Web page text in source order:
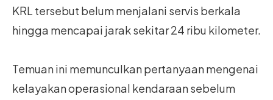
KRL tersebut belum menjalani servis berkala
hingga mencapai jarak sekitar 24 ribu kilometer.
Temuan ini memunculkan pertanyaan mengenai
kelayakan operasional kendaraan sebelum